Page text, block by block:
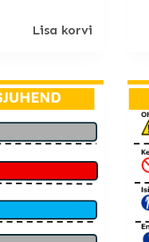
Lisa korvi